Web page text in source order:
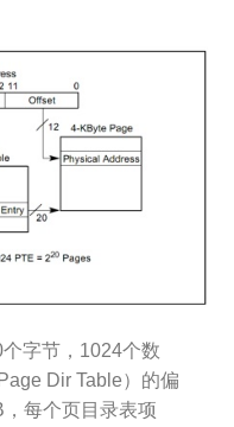
字节，1024个数
Dir Table）的偏
每个页目录表项